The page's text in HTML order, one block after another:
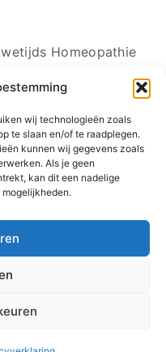
wij technologieën zoals
te slaan en/of te raadplegen.
kunnen wij gegevens zoals
Als je geen
kan dit een nadelige
Homeopathie
2026